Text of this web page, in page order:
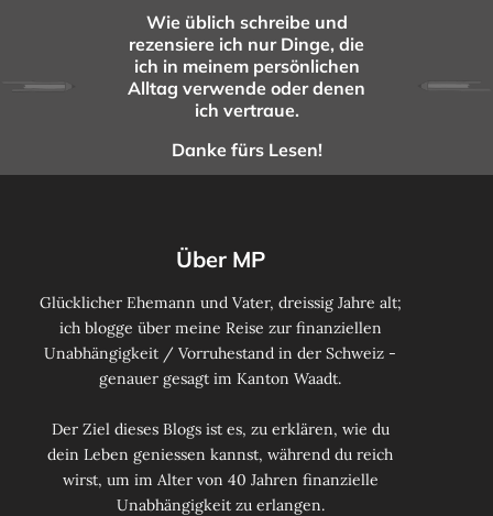
Wie üblich schreibe und
rezensiere ich nur Dinge, die
ich in meinem persönlichen
Alltag verwende oder denen
ich vertraue.
Danke fürs Lesen!
Über MP
Glücklicher Ehemann und Vater, dreissig Jahre alt;
ich blogge über meine Reise zur finanziellen
Unabhängigkeit / Vorruhestand in der Schweiz -
genauer gesagt im Kanton Waadt.
Der Ziel dieses Blogs ist es, zu erklären, wie du
dein Leben geniessen kannst, während du reich
wirst, um im Alter von 40 Jahren finanzielle
Unabhängigkeit zu erlangen.